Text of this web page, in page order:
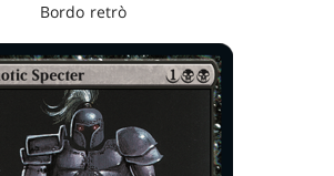
Bordo retrò